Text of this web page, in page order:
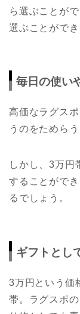
ら選ぶことが
選ぶことができ
毎日の使い
高価なラグス
うのをためらう
しかし、3万円
することがで
るでしょう。
ギフトとし
3万円という価
帯。ラグスポ